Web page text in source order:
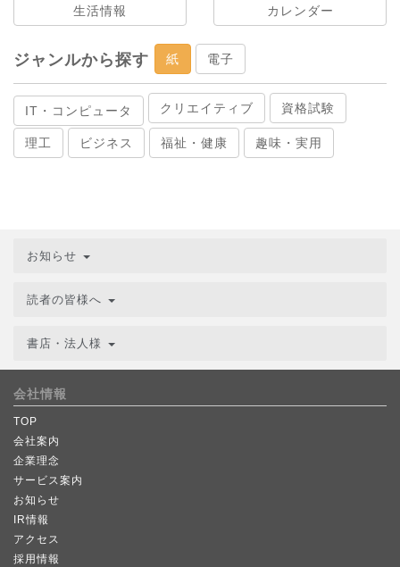
生活情報 カレンダー
ジャンルから探す 紙 電子
IT・コンピュータ クリエイティブ 資格試験
理工 ビジネス 福祉・健康 趣味・実用
お知らせ
読者の皆様へ
書店・法人様
会社情報
TOP
会社案内
企業理念
サービス案内
お知らせ
IR情報
アクセス
採用情報